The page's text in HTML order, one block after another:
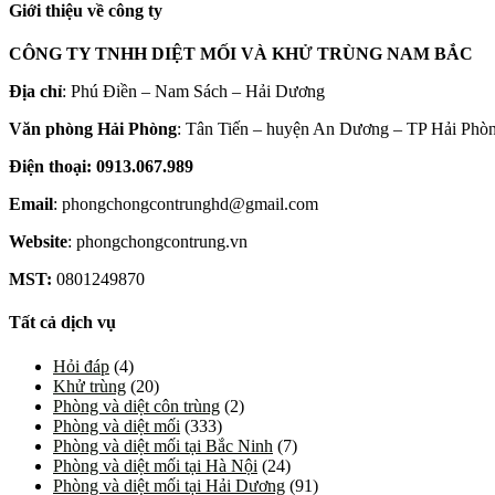
Giới thiệu về công ty
CÔNG TY TNHH DIỆT MỐI VÀ KHỬ TRÙNG NAM BẮC
Địa chỉ: Phú Điền – Nam Sách – Hải Dương
Văn phòng Hải Phòng: Tân Tiến – huyện An Dương – TP Hải
Điện thoại: 0913.067.989
Email: phongchongcontrunghd@gmail.com
Website: phongchongcontrung.vn
MST: 0801249870
Tất cả dịch vụ
Hỏi đáp (4)
Khử trùng (20)
Phòng và diệt côn trùng (2)
Phòng và diệt mối (333)
Phòng và diệt mối tại Bắc Ninh (7)
Phòng và diệt mối tại Hà Nội (24)
Phòng và diệt mối tại Hải Dương (91)